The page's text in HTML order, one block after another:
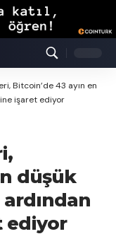
Bitcoin’de 43 ayın en
işaret ediyor
düşük
ediyor